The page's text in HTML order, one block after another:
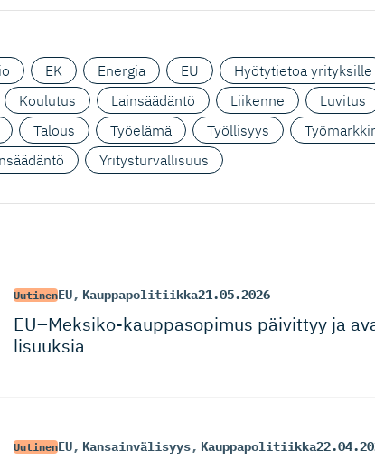
EK Energia EU Hyötytietoa yrityksille
Koulutus Lainsäädäntö Liikenne Luvitus
Talous Työelämä Työllisyys
Yritysturvallisuus
UutinenEU, Kauppapolitiikka21.05.2026
EU–Meksiko-kaup­pa­sopimus päivittyy ja
li­suuksia
UutinenEU, Kansainvälisyys, Kauppapolitiikka